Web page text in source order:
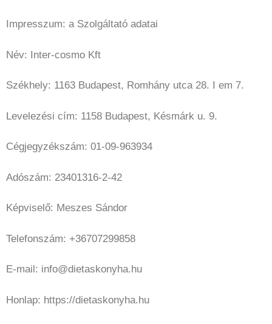
Impresszum: a Szolgáltató adatai
Név: Inter-cosmo Kft
Székhely: 1163 Budapest, Romhány utca 28. I em 7.
Levelezési cím: 1158 Budapest, Késmárk u. 9.
Cégjegyzékszám: 01-09-963934
Adószám: 23401316-2-42
Képviselő: Meszes Sándor
Telefonszám: +36707299858
E-mail: info@dietaskonyha.hu
Honlap: https://dietaskonyha.hu